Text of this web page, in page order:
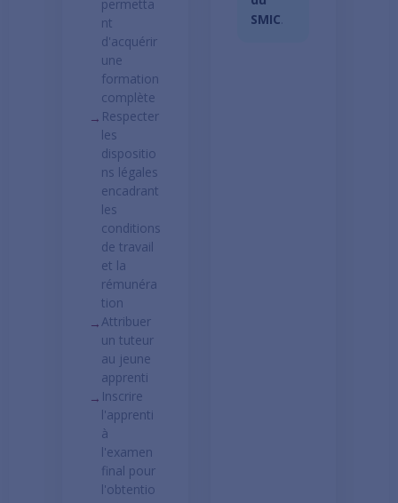
permetta
nt
d'acquérir
une
formation
complète
→ Respecter
les
dispositio
ns légales
encadrant
les
conditions
de travail
et la
rémunéra
tion
→ Attribuer
un tuteur
au jeune
apprenti
→ Inscrire
l'apprenti
à
l'examen
final pour
l'obtentio
SMIC